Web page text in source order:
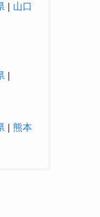
| 山口
|
| 熊本